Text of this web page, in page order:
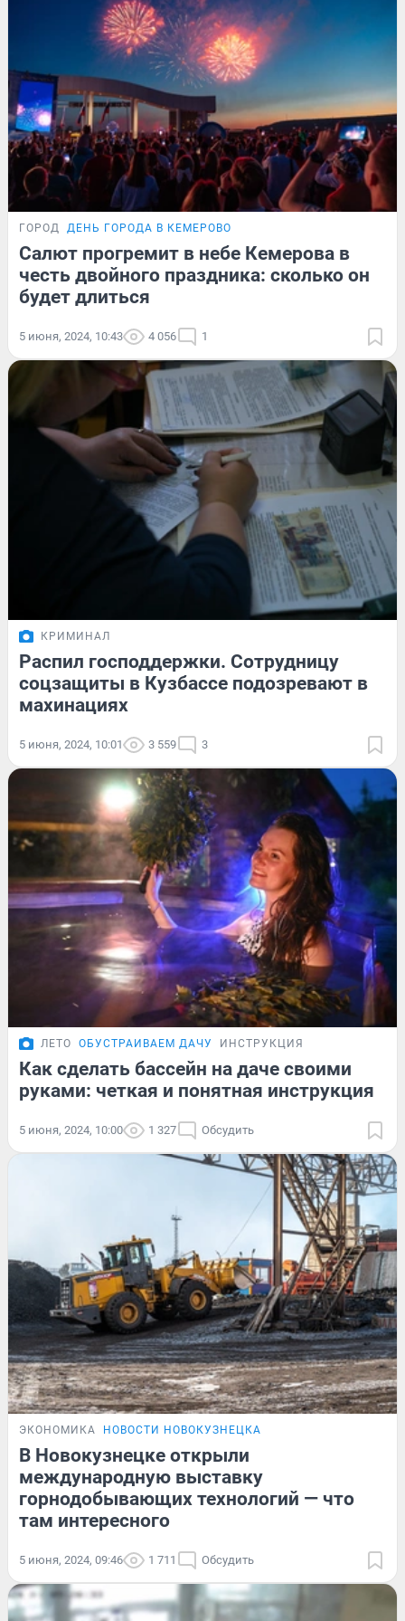
ГОРОД ДЕНЬ ГОРОДА В КЕМЕРОВО
Салют прогремит в небе Кемерова в
честь двойного праздника: сколько он
будет длиться
5 июня, 2024, 10:43 4 056 1
КРИМИНАЛ
Распил господдержки. Сотрудницу
соцзащиты в Кузбассе подозревают в
махинациях
5 июня, 2024, 10:01 3 559 3
ЛЕТО ОБУСТРАИВАЕМ ДАЧУ ИНСТРУКЦИЯ
Как сделать бассейн на даче своими
руками: четкая и понятная инструкция
5 июня, 2024, 10:00 1 327 Обсудить
ЭКОНОМИКА НОВОСТИ НОВОКУЗНЕЦКА
В Новокузнецке открыли
международную выставку
горнодобывающих технологий — что
там интересного
5 июня, 2024, 09:46 1 711 Обсудить